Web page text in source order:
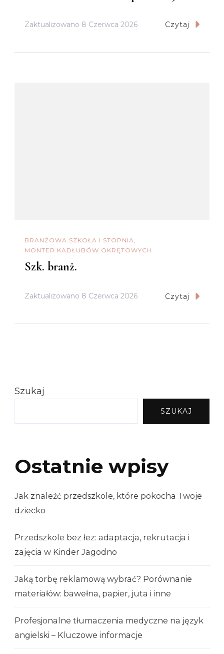
Zaktualizowano 8 Czerwca 2026 Czytaj
BRANŻOWA SZKOŁA I STOPNIA
MONTER KADŁUBÓW OKRĘTOWYCH
Szk. branż.
Zaktualizowano 8 Czerwca 2026 Czytaj
Szukaj
SZUKAJ
Ostatnie wpisy
Jak znaleźć przedszkole, które pokocha Twoje
dziecko
Przedszkole bez łez: adaptacja, rekrutacja i
zajęcia w Kinder Jagodno
Jaką torbę reklamową wybrać? Porównanie
materiałów: bawełna, papier, juta i inne
Profesjonalne tłumaczenia medyczne na język
angielski – Kluczowe informacje